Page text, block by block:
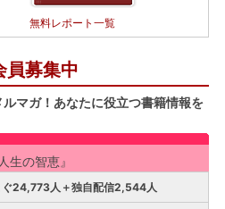
無料レポート一覧
員募集中
マガ！あなたに役立つ書籍情報を
生の智恵』
ぐ24,773人＋独自配信2,544人